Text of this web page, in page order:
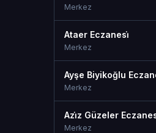
Merkez
Ataer Eczanesi̇
Merkez
Ayşe Biyikoğlu
Merkez
Azi̇z Güzeler
Merkez